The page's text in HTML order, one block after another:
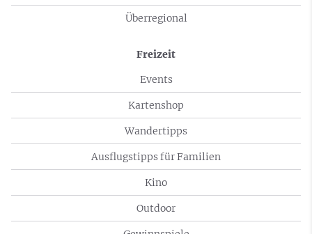
Überregional
Freizeit
Events
Kartenshop
Wandertipps
Ausflugstipps für Familien
Kino
Outdoor